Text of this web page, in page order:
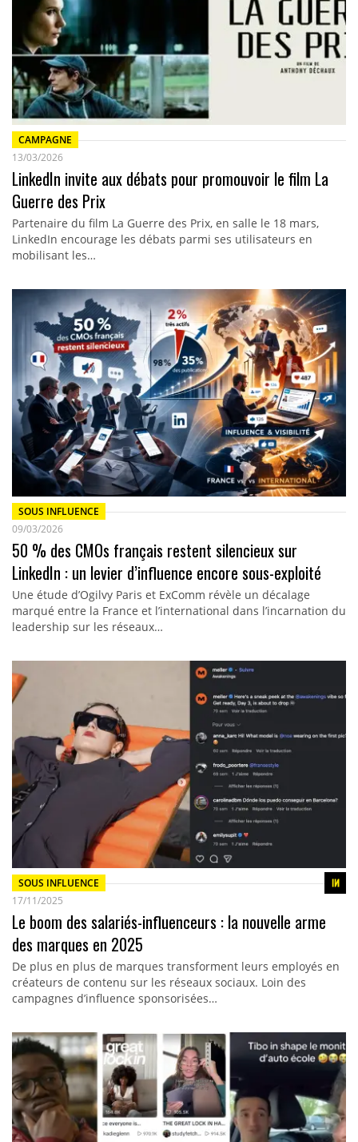
CAMPAGNE
13/03/2026
LinkedIn invite aux débats pour promouvoir le film La
Guerre des Prix
Partenaire du film La Guerre des Prix, en salle le 18 mars,
LinkedIn encourage les débats parmi ses utilisateurs en
mobilisant les…
SOUS INFLUENCE
09/03/2026
50 % des CMOs français restent silencieux sur
LinkedIn : un levier d’influence encore sous-exploité
Une étude d’Ogilvy Paris et ExComm révèle un décalage
marqué entre la France et l’international dans l’incarnation du
leadership sur les réseaux…
SOUS INFLUENCE
17/11/2025
Le boom des salariés-influenceurs : la nouvelle arme
des marques en 2025
De plus en plus de marques transforment leurs employés en
créateurs de contenu sur les réseaux sociaux. Loin des
campagnes d’influence sponsorisées…